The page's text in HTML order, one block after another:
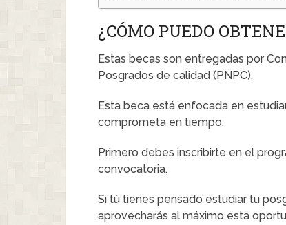
¿CÓMO PUEDO
Estas becas son entregadas por
Posgrados de calidad (PNPC).
Esta beca está enfocada en
comprometa en tiempo.
Primero debes inscribirte en el
convocatoria.
Si tú tienes pensado estudiar tu
aprovecharás al máximo esta